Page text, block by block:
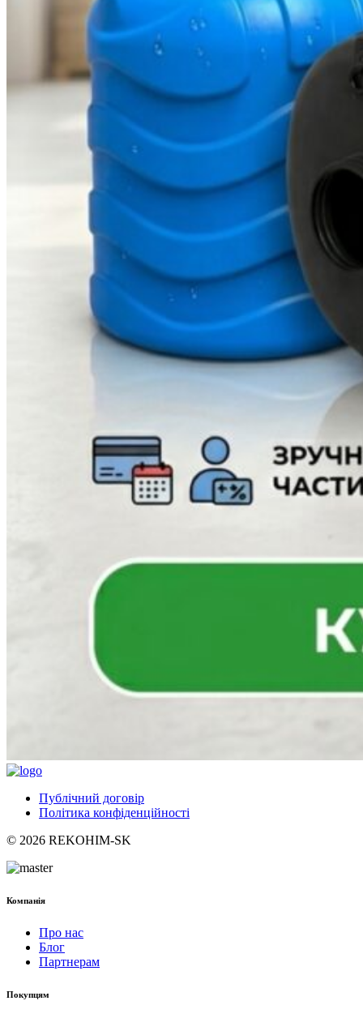
Публічний договір
Політика конфіденційності
© 2026 REKOHIM-SK
Компанія
Про нас
Блог
Партнерам
Покупцям